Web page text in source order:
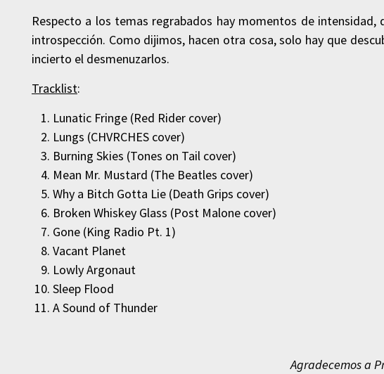
Respecto a los temas regrabados hay momentos de
introspección. Como dijimos, hacen otra cosa, solo hay que
incierto el desmenuzarlos.
Tracklist:
Lunatic Fringe (Red Rider cover)
Lungs (CHVRCHES cover)
Burning Skies (Tones on Tail cover)
Mean Mr. Mustard (The Beatles cover)
Why a Bitch Gotta Lie (Death Grips cover)
Broken Whiskey Glass (Post Malone cover)
Gone (King Radio Pt. 1)
Vacant Planet
Lowly Argonaut
Sleep Flood
A Sound of Thunder
Agradecemos a